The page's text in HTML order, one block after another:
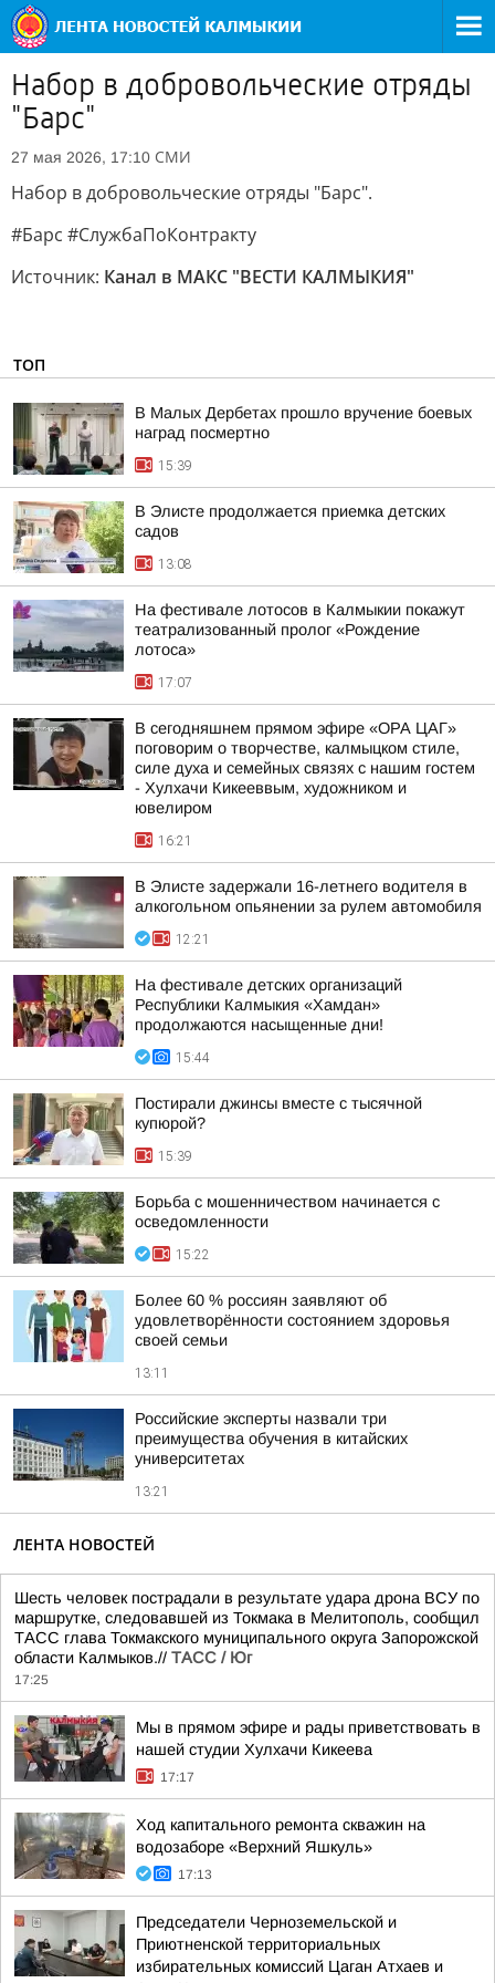
Набор в добровольческие отряды
"Барс"
27 мая 2026, 17:10 СМИ
Набор в добровольческие отряды "Барс".
#Барс #СлужбаПоКонтракту
Источник: Канал в МАКС "ВЕСТИ КАЛМЫКИЯ"
ТОП
В Малых Дербетах прошло вручение боевых
наград посмертно
15:39
В Элисте продолжается приемка детских
садов
13:08
На фестивале лотосов в Калмыкии покажут
театрализованный пролог «Рождение
лотоса»
17:07
В сегодняшнем прямом эфире «ОРА ЦАГ»
поговорим о творчестве, калмыцком стиле,
силе духа и семейных связях с нашим гостем
- Хулхачи Кикееввым, художником и
ювелиром
16:21
В Элисте задержали 16-летнего водителя в
алкогольном опьянении за рулем автомобиля
12:21
На фестивале детских организаций
Республики Калмыкия «Хамдан»
продолжаются насыщенные дни!
15:44
Постирали джинсы вместе с тысячной
купюрой?
15:39
Борьба с мошенничеством начинается с
осведомленности
15:22
Более 60 % россиян заявляют об
удовлетворённости состоянием здоровья
своей семьи
13:11
Российские эксперты назвали три
преимущества обучения в китайских
университетах
13:21
ЛЕНТА НОВОСТЕЙ
Шесть человек пострадали в результате удара дрона ВСУ по
маршрутке, следовавшей из Токмака в Мелитополь, сообщил
ТАСС глава Токмакского муниципального округа Запорожской
области Калмыков.// ТАСС / Юг
17:25
Мы в прямом эфире и рады приветствовать в
нашей студии Хулхачи Кикеева
17:17
Ход капитального ремонта скважин на
водозаборе «Верхний Яшкуль»
17:13
Председатели Черноземельской и
Приютненской территориальных
избирательных комиссий Цаган Атхаев и